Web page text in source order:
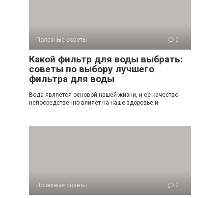
Полезные советы 0
Какой фильтр для воды выбрать:
советы по выбору лучшего
фильтра для воды
Вода является основой нашей жизни, и ее качество
непосредственно влияет на наше здоровье и
Полезные советы 0